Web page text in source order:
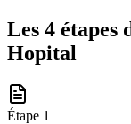
Les 4 étapes
Hopital
Étape 1